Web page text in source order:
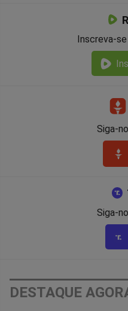
Inscreva-
Siga-
Siga-
DESTAQUE